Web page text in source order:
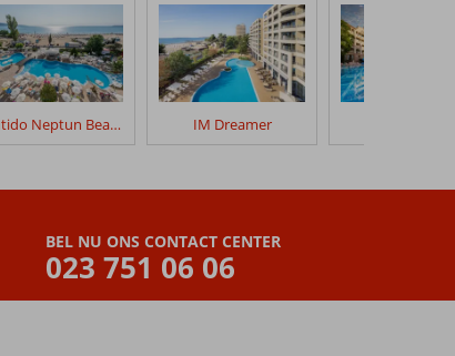
Sentido Neptun Beach IM Dreamer
BEL NU ONS CONTACT CENTER
023 751 06 06